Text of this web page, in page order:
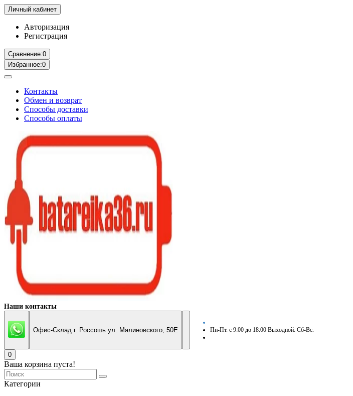
Личный кабинет
Авторизация
Регистрация
Сравнение:0
Избранное:0
Контакты
Обмен и возврат
Способы доставки
Способы оплаты
Наши контакты
Офис-Склад г. Россошь ул. Малиновского, 50Е Пн-Пт. с 9:00 до 18:00 Выходной: Сб-Вс.
0
Ваша корзина пуста!
Категории